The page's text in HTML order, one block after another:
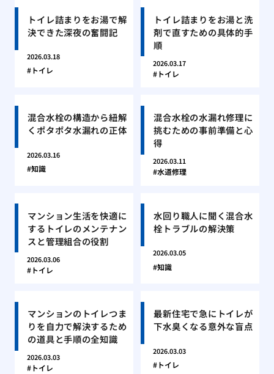
トイレ詰まりをお湯で解
決できた深夜の奮闘記
2026.03.18
トイレ
トイレ詰まりをお湯と洗
剤で直すための具体的手
順
2026.03.17
トイレ
混合水栓の構造から紐解
くポタポタ水漏れの正体
2026.03.16
知識
混合水栓の水漏れ修理に
挑むための事前準備と心
得
2026.03.11
水道修理
マンション生活を快適に
するトイレのメンテナン
スと管理組合の役割
2026.03.06
トイレ
水回り職人に聞く混合水
栓トラブルの解決策
2026.03.05
知識
マンションのトイレつま
りを自力で解決するため
の道具と手順の全知識
2026.03.03
トイレ
最新住宅で急にトイレが
下水臭くなる意外な盲点
2026.03.03
トイレ